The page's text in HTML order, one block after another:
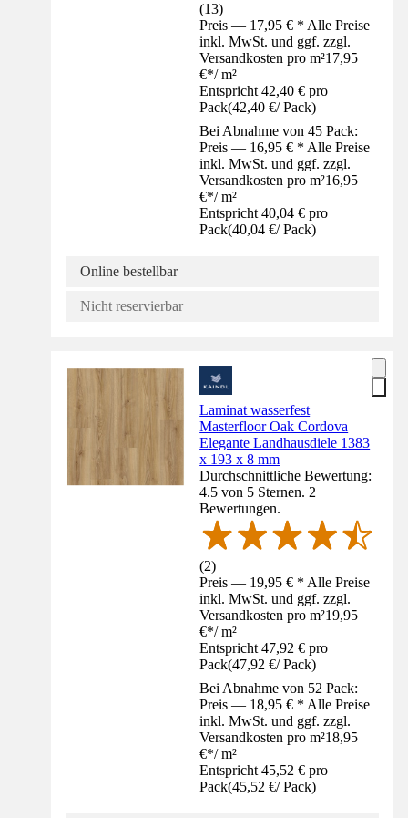
(13)
Preis — 17,95 € * Alle Preise
inkl. MwSt. und ggf. zzgl.
Versandkosten pro m²17,95
€*/ m²
Entspricht 42,40 € pro
Pack(42,40 €/ Pack)
Bei Abnahme von 45 Pack:
Preis — 16,95 € * Alle Preise
inkl. MwSt. und ggf. zzgl.
Versandkosten pro m²16,95
€*/ m²
Entspricht 40,04 € pro
Pack(40,04 €/ Pack)
Online bestellbar
Nicht reservierbar
Laminat wasserfest
Masterfloor Oak Cordova
Elegante Landhausdiele 1383
x 193 x 8 mm
Durchschnittliche Bewertung:
4.5 von 5 Sternen. 2
Bewertungen.
(2)
Preis — 19,95 € * Alle Preise
inkl. MwSt. und ggf. zzgl.
Versandkosten pro m²19,95
€*/ m²
Entspricht 47,92 € pro
Pack(47,92 €/ Pack)
Bei Abnahme von 52 Pack:
Preis — 18,95 € * Alle Preise
inkl. MwSt. und ggf. zzgl.
Versandkosten pro m²18,95
€*/ m²
Entspricht 45,52 € pro
Pack(45,52 €/ Pack)